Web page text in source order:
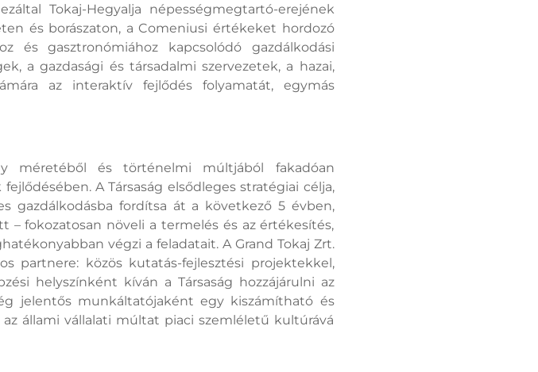
Tokaj-Hegyalja népességmegtartó-erejének
és borászaton, a Comeniusi értékeket hordozó
és gasztronómiához kapcsolódó gazdálkodási
a gazdasági és társadalmi szervezetek, a hazai,
az interaktív fejlődés folyamatát, egymás
méretéből és történelmi múltjából fakadóan
A Társaság elsődleges stratégiai célja,
gazdálkodásba fordítsa át a következő 5 évben,
fokozatosan növeli a termelés és az értékesítés,
végzi a feladatait. A Grand Tokaj Zrt.
partnere: közös kutatás-fejlesztési projektekkel,
helyszínként kíván a Társaság hozzájárulni az
jelentős munkáltatójaként egy kiszámítható és
állami vállalati múltat piaci szemléletű kultúrává